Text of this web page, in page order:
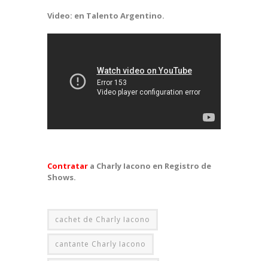
Video: en Talento Argentino.
Contratar a Charly Iacono en Registro de
Shows.
cachet de Charly Iacono
cantante Charly Iacono